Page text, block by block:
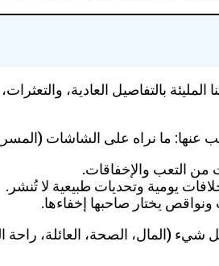
بالتفاصيل العادية،
عنها: ما نراه على الشاشات
التعب والإخفاقات.
يومية وتحديات طبيعية لا تُنشر.
ونواقص يختار صاحبها إخفاءها.
على وجه الأرض يملك نسبة 100% من كل شيء